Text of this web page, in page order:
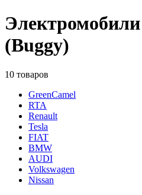
(Buggy)
10 товаров
GreenCamel
RTA
Renault
Tesla
FIAT
BMW
AUDI
Volkswagen
Nissan